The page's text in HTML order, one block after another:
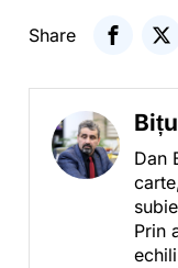
Share
Dan
Prin